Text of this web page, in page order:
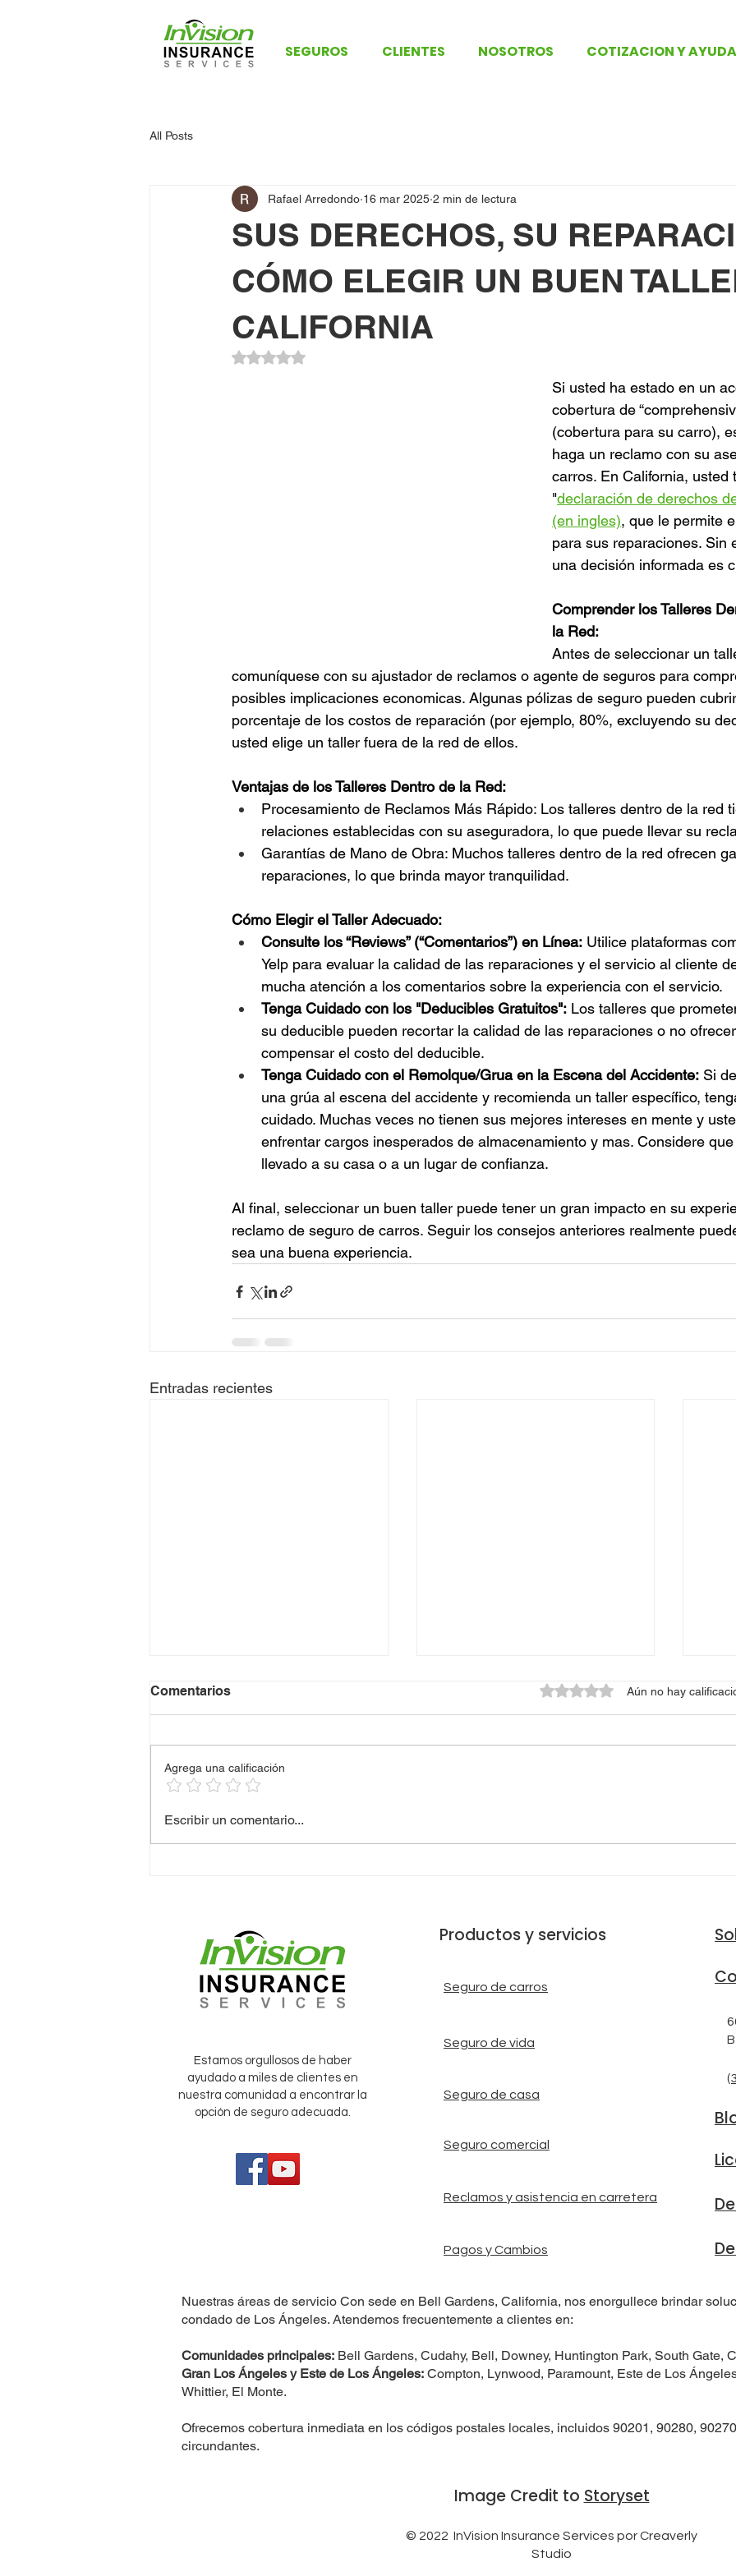
SEGUROS CLIENTES NOSOTROS COTIZACION Y AYUDA
All Posts
SUS DERECHOS, SU
CÓMO ELEGIR UN BUEN
CALIFORNIA
Rafael Arredondo 16 mar 2025 2 min de lectura
Obtuvo NaN de 5 estrellas.
Si usted ha estado en un
cobertura de
(cobertura para su carro),
haga un reclamo con su
carros. En California, usted
"declaración de derechos
(en ingles), que le permite
para sus reparaciones. Sin
una decisión informada es
Comprender los Talleres
la Red:
Antes de seleccionar un
comuníquese con su ajustador de reclamos o agente de seguros para
posibles implicaciones economicas. Algunas pólizas de seguro pueden
porcentaje de los costos de reparación (por ejemplo, 80%, excluyendo su
usted elige un taller fuera de la red de ellos.
Ventajas de los Talleres Dentro de la Red:
Procesamiento de Reclamos Más Rápido: Los talleres dentro de la red
relaciones establecidas con su aseguradora, lo que puede llevar su
Garantías de Mano de Obra: Muchos talleres dentro de la red ofrecen
reparaciones, lo que brinda mayor tranquilidad.
Cómo Elegir el Taller Adecuado:
Consulte los “Reviews” (“Comentarios”) en Línea: Utilice plataformas
Yelp para evaluar la calidad de las reparaciones y el servicio al cliente
mucha atención a los comentarios sobre la experiencia con el servicio.
Tenga Cuidado con los "Deducibles Gratuitos": Los talleres que
su deducible pueden recortar la calidad de las reparaciones o no
compensar el costo del deducible.
Tenga Cuidado con el Remolque/Grua en la Escena del Accidente: Si
una grúa al escena del accidente y recomienda un taller específico,
cuidado. Muchas veces no tienen sus mejores intereses en mente y
enfrentar cargos inesperados de almacenamiento y mas. Considere
llevado a su casa o a un lugar de confianza.
Al final, seleccionar un buen taller puede tener un gran impacto en su
reclamo de seguro de carros. Seguir los consejos anteriores realmente
sea una buena experiencia.
Entradas recientes
PARA LOS DUEÑOS DE
SEGUNDOS ADELANTE DE
Comentarios Obtuvo 0 de 5 estrellas.
Aún no hay
Agrega una calificación
Escribir un comentario...
Estamos orgullosos de haber
ayudado a miles de clientes en
nuestra comunidad a encontrar la
opción de seguro adecuada.
Productos y servicios
Seguro de carros
Seguro de vida
Seguro de casa
Seguro comercial
Reclamos y asistencia en carretera
Pagos y Cambios
Nuestras áreas de servicio Con sede en Bell Gardens, California, nos enorgullece brindar
condado de Los Ángeles. Atendemos frecuentemente a clientes en:
Comunidades principales: Bell Gardens, Cudahy, Bell, Downey, Huntington Park, South Gate,
Gran Los Ángeles y Este de Los Ángeles: Compton, Lynwood, Paramount, Este de Los
Whittier, El Monte.
Ofrecemos cobertura inmediata en los códigos postales locales, incluidos 90201, 90280,
circundantes.
Image Credit toStoryset
© 2022 InVision Insurance Services por Creaverly
Studio